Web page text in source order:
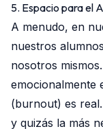
5. Espacio para el
A menudo, en
nuestros
nosotros
emocionalmente
(burnout) es
y quizás la más